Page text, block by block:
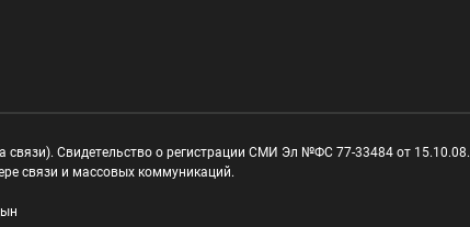
связи). Свидетельство о регистрации СМИ Эл №ФС 77-33484 от 15.10.08.
связи и массовых коммуникаций.